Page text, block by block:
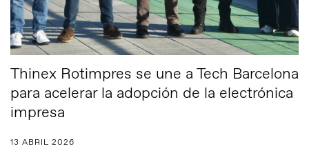
Thinex Rotimpres se une a Tech Barcelona
para acelerar la adopción de la electrónica
impresa
13 ABRIL 2026